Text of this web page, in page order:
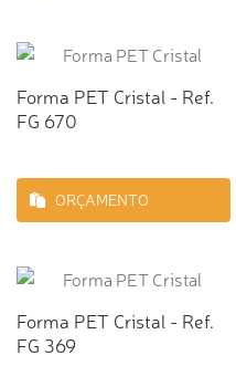
Forma PET Cristal - Ref.
FG 670
ORÇAMENTO
Forma PET Cristal - Ref.
FG 369